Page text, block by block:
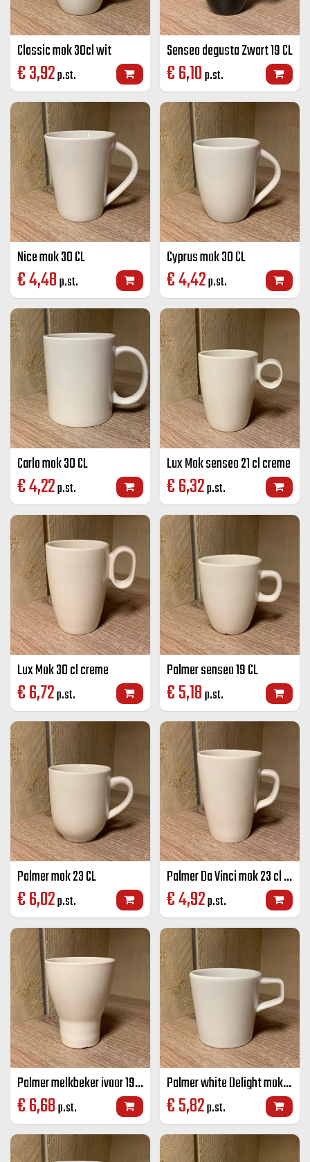
Classic mok 30cl wit
€3,92p.st.
Senseo degusta Zwart 19 CL
€6,10p.st.
Nice mok 30 CL
€4,48p.st.
Cyprus mok 30 CL
€4,42p.st.
Carlo mok 30 CL
€4,22p.st.
Lux Mok senseo 21 cl creme
€6,32p.st.
Lux Mok 30 cl creme
€6,72p.st.
Palmer senseo 19 CL
€5,18p.st.
Palmer mok 23 CL
€6,02p.st.
Palmer Da Vinci mok 23 cl ivoor
€4,92p.st.
Palmer melkbeker ivoor 19 cl
€6,68p.st.
Palmer white Delight mok wit 25 cl
€5,82p.st.